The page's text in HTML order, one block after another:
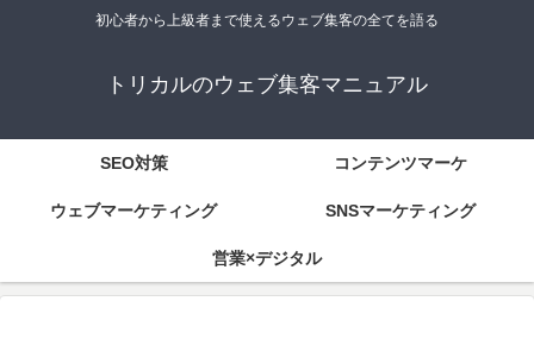
初心者から上級者まで使えるウェブ集客の全てを語る
トリカルのウェブ集客マニュアル
SEO対策 コンテンツマーケ
ウェブマーケティング SNSマーケティング
営業×デジタル